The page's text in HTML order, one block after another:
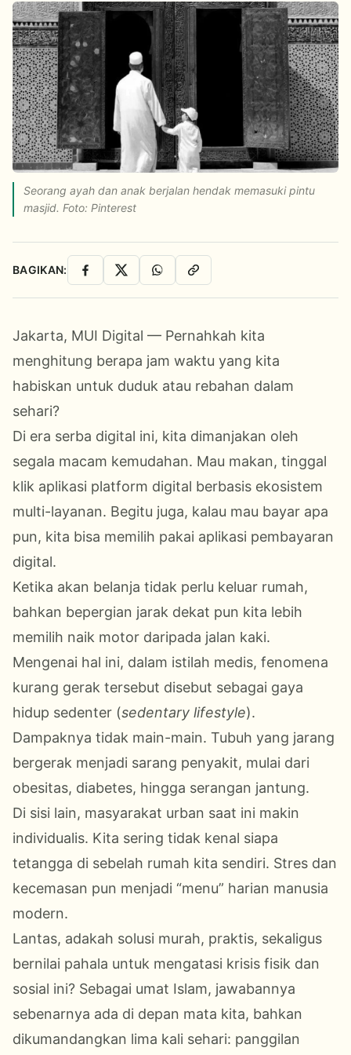
Seorang ayah dan anak berjalan hendak memasuki pintu
masjid. Foto: Pinterest
BAGIKAN: Facebook
X WhatsAppSalin Link
Jakarta, MUI Digital — Pernahkah kita
menghitung berapa jam waktu yang kita
habiskan untuk duduk atau rebahan dalam
sehari?
Di era serba digital ini, kita dimanjakan oleh
segala macam kemudahan. Mau makan, tinggal
klik aplikasi platform digital berbasis ekosistem
multi-layanan. Begitu juga, kalau mau bayar apa
pun, kita bisa memilih pakai aplikasi pembayaran
digital.
Ketika akan belanja tidak perlu keluar rumah,
bahkan bepergian jarak dekat pun kita lebih
memilih naik motor daripada jalan kaki.
Mengenai hal ini, dalam istilah medis, fenomena
kurang gerak tersebut disebut sebagai gaya
hidup sedenter (sedentary lifestyle).
Dampaknya tidak main-main. Tubuh yang jarang
bergerak menjadi sarang penyakit, mulai dari
obesitas, diabetes, hingga serangan jantung.
Di sisi lain, masyarakat urban saat ini makin
individualis. Kita sering tidak kenal siapa
tetangga di sebelah rumah kita sendiri. Stres dan
kecemasan pun menjadi “menu” harian manusia
modern.
Lantas, adakah solusi murah, praktis, sekaligus
bernilai pahala untuk mengatasi krisis fisik dan
sosial ini? Sebagai umat Islam, jawabannya
sebenarnya ada di depan mata kita, bahkan
dikumandangkan lima kali sehari: panggilan